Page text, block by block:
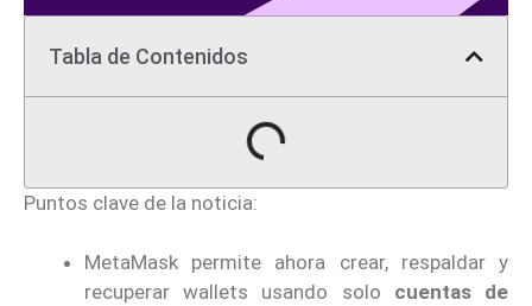
Tabla de Contenidos
Puntos clave de la noticia:
MetaMask permite ahora crear, respaldar y
recuperar wallets usando solo cuentas de